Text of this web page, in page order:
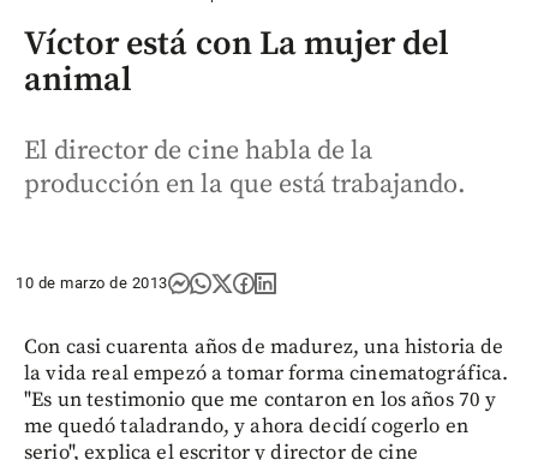
Víctor está con La mujer del
animal
El director de cine habla de la
producción en la que está trabajando.
10 de marzo de 2013
Con casi cuarenta años de madurez, una historia de
la vida real empezó a tomar forma cinematográfica.
"Es un testimonio que me contaron en los años 70 y
me quedó taladrando, y ahora decidí cogerlo en
serio", explica el escritor y director de cine